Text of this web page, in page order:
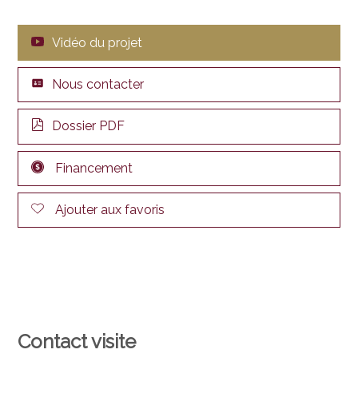
Vidéo du projet
Nous contacter
Dossier PDF
Financement
Ajouter aux favoris
Contact visite